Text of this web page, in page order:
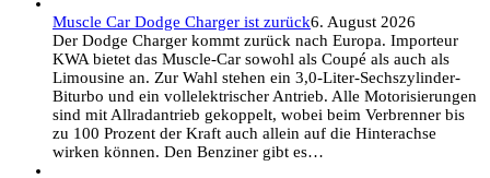
Muscle Car Dodge Charger ist zurück6. August 2026
Der Dodge Charger kommt zurück nach Europa. Importeur
KWA bietet das Muscle-Car sowohl als Coupé als auch als
Limousine an. Zur Wahl stehen ein 3,0-Liter-Sechszylinder-
Biturbo und ein vollelektrischer Antrieb. Alle Motorisierungen
sind mit Allradantrieb gekoppelt, wobei beim Verbrenner bis
zu 100 Prozent der Kraft auch allein auf die Hinterachse
wirken können. Den Benziner gibt es…